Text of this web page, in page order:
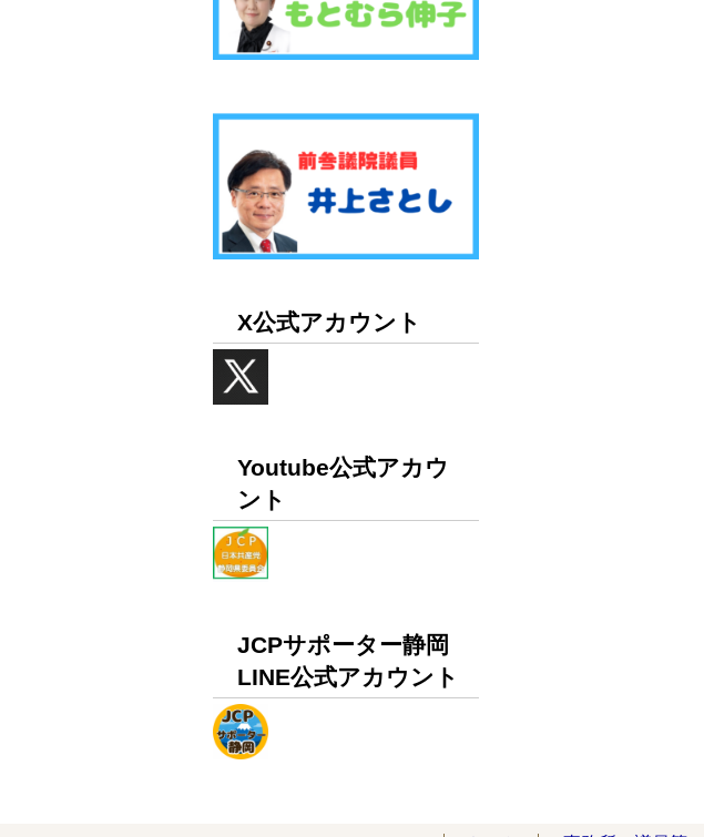
X公式アカウント
Youtube公式アカウ
ント
JCPサポーター静岡
LINE公式アカウント